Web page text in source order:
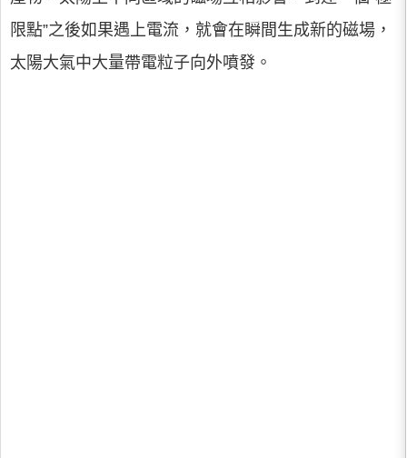
限點”之後如果遇上電流，就會在瞬間生成新的磁場，
太陽大氣中大量帶電粒子向外噴發。